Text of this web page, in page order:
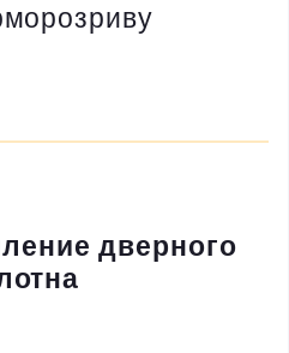
дверного